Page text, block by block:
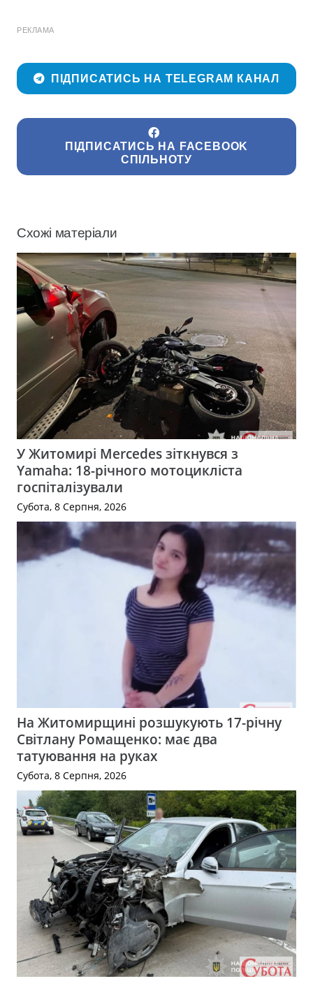
РЕКЛАМА
ПІДПИСАТИСЬ НА TELEGRAM КАНАЛ
ПІДПИСАТИСЬ НА FACEBOOK
СПІЛЬНОТУ
Схожі матеріали
У Житомирі Mercedes зіткнувся з
Yamaha: 18-річного мотоцикліста
госпіталізували
Субота, 8 Серпня, 2026
На Житомирщині розшукують 17-річну
Світлану Ромащенко: має два
татуювання на руках
Субота, 8 Серпня, 2026